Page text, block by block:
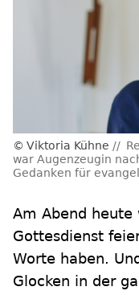
Viktoria Kühne
war Augenzeugin
Gedanken für
Am Abend
Gottesdienst
Worte haben.
Glocken in der